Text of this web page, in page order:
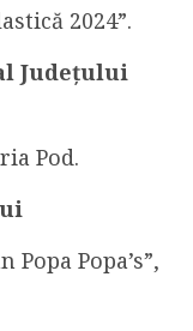
2024”.
Județului
Pod.
Popa’s”,